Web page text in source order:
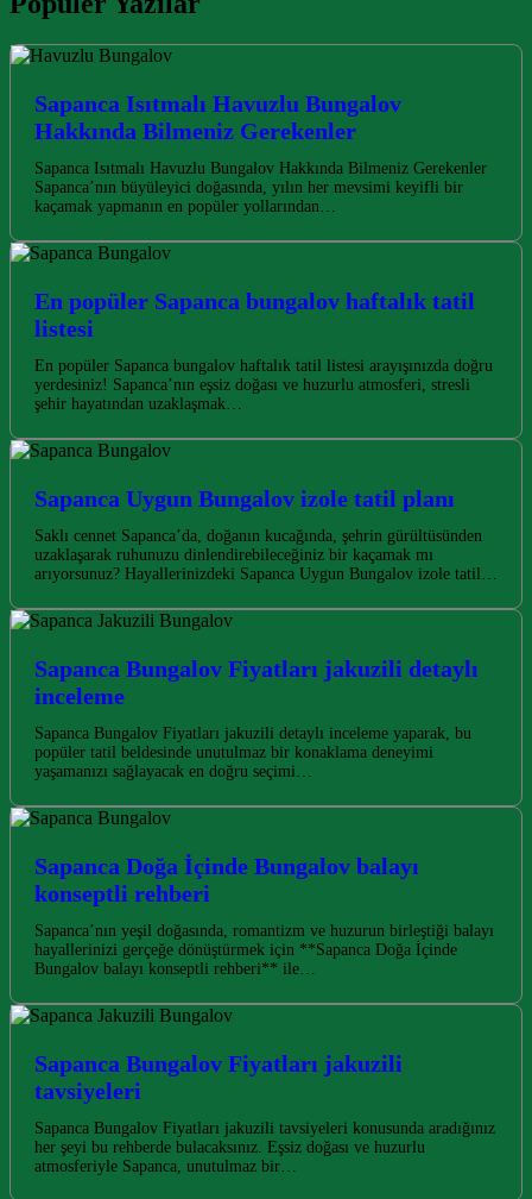
Sapanca Isıtmalı Havuzlu Bungalov
Hakkında Bilmeniz Gerekenler
Sapanca Isıtmalı Havuzlu Bungalov Hakkında Bilmeniz Gerekenler
Sapanca’nın büyüleyici doğasında, yılın her mevsimi keyifli bir
kaçamak yapmanın en popüler yollarından…
En popüler Sapanca bungalov haftalık tatil
listesi
En popüler Sapanca bungalov haftalık tatil listesi arayışınızda doğru
yerdesiniz! Sapanca’nın eşsiz doğası ve huzurlu atmosferi, stresli
şehir hayatından uzaklaşmak…
Sapanca Uygun Bungalov izole tatil planı
Saklı cennet Sapanca’da, doğanın kucağında, şehrin gürültüsünden
uzaklaşarak ruhunuzu dinlendirebileceğiniz bir kaçamak mı
arıyorsunuz? Hayallerinizdeki Sapanca Uygun Bungalov izole tatil…
Sapanca Bungalov Fiyatları jakuzili detaylı
inceleme
Sapanca Bungalov Fiyatları jakuzili detaylı inceleme yaparak, bu
popüler tatil beldesinde unutulmaz bir konaklama deneyimi
yaşamanızı sağlayacak en doğru seçimi…
Sapanca Doğa İçinde Bungalov balayı
konseptli rehberi
Sapanca’nın yeşil doğasında, romantizm ve huzurun birleştiği balayı
hayallerinizi gerçeğe dönüştürmek için **Sapanca Doğa İçinde
Bungalov balayı konseptli rehberi** ile…
Sapanca Bungalov Fiyatları jakuzili
tavsiyeleri
Sapanca Bungalov Fiyatları jakuzili tavsiyeleri konusunda aradığınız
her şeyi bu rehberde bulacaksınız. Eşsiz doğası ve huzurlu
atmosferiyle Sapanca, unutulmaz bir…